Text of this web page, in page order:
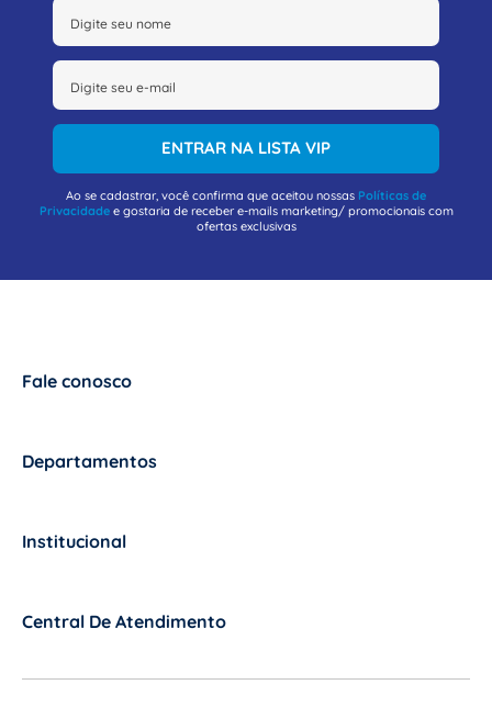
ENTRAR NA LISTA VIP
Ao se cadastrar, você confirma que aceitou nossas Políticas de
Privacidadee gostaria de receber e-mails marketing/ promocionais com
ofertas exclusivas
Fale conosco
Departamentos
Institucional
Central De Atendimento